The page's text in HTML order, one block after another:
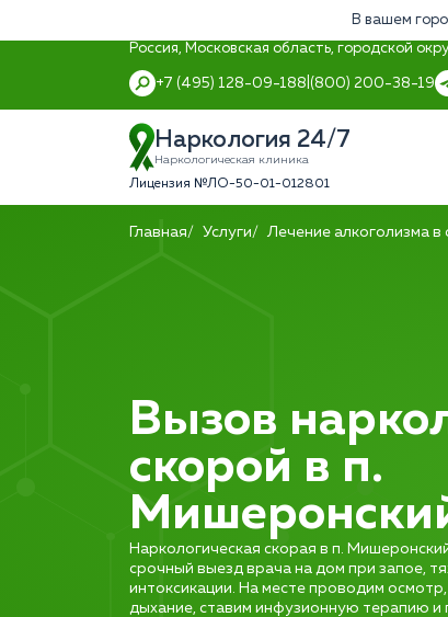
В вашем
Россия, Московская область, городской
+7 (495) 128-09-188 (800) 200-38-19
Наркология 24/7
Наркологическая клиника
Лицензия №ЛО-50-01-012801
Главная Услуги Лечение алкоголизма в
Вызов
скорой в п.
Наркологическая скорая в п.
срочный выезд врача на дом при запое,
интоксикации. На месте проводим
дыхание, ставим инфузионную терапию и